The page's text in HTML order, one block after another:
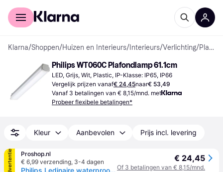
Voor shoppers
Klarna/Shoppen/Huizen en Interieurs/ Interieurs/Verlichting/ Plafondlampen
Philips WT060C Plafondlamp 61.1cm
LED, Grijs, Wit, Plastic, IP-Klasse: IP65, IP66
Vergelijk prijzen vanaf€ 24,45naar€ 53,49
Vanaf 3 betalingen van € 8,15/mnd. met
Probeer flexibele betalingen*
Kleur Aanbevolen Prijs incl. levering
advertentie
Proshop.nl
€ 6,99 verzending, 3-4 dagen
Philips Ledinaire waterproof ip65 wt060c led 1800lm/840 600mm
€ 24,45
Of 3 betalingen van € 8,15/mnd.